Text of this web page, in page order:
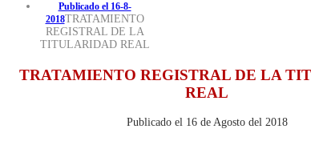
Publicado el 16-8-
2018TRATAMIENTO
REGISTRAL DE LA
TITULARIDAD REAL
TRATAMIENTO REGISTRAL DE LA
REAL
Publicado el 16 de Agosto del 2018